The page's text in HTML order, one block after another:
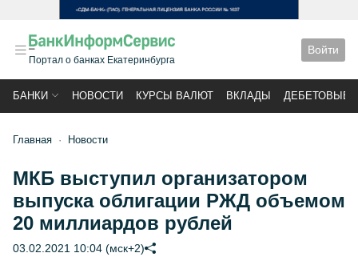
Портал о банках Екатеринбурга
Войти
БАНКИ НОВОСТИ КУРСЫ ВАЛЮТ ВКЛАДЫ ДЕБЕТОВЫЕ
Главная Новости
МКБ выступил организатором
выпуска облигации РЖД объемом
20 миллиардов рублей
03.02.2021 10:04 (мск+2)